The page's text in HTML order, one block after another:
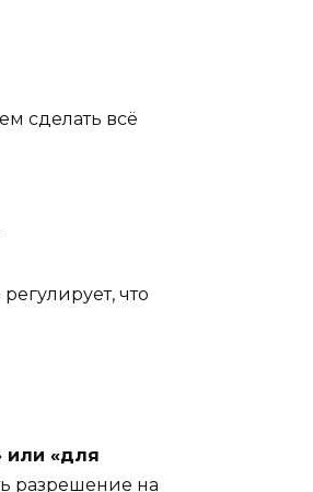
сделать всё
что
или «для
разрешение на